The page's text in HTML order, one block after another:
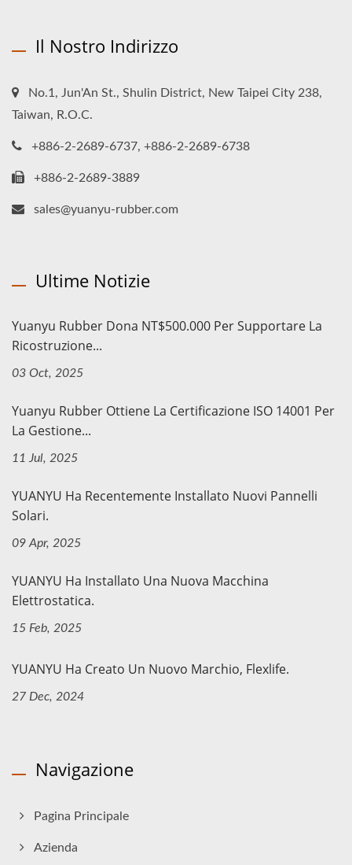
Il Nostro Indirizzo
No.1, Jun'An St., Shulin District, New Taipei City 238,
Taiwan, R.O.C.
+886-2-2689-6737, +886-2-2689-6738
+886-2-2689-3889
sales@yuanyu-rubber.com
Ultime Notizie
Yuanyu Rubber Dona NT$500.000 Per Supportare La
Ricostruzione...
03 Oct, 2025
Yuanyu Rubber Ottiene La Certificazione ISO 14001 Per
La Gestione...
11 Jul, 2025
YUANYU Ha Recentemente Installato Nuovi Pannelli
Solari.
09 Apr, 2025
YUANYU Ha Installato Una Nuova Macchina
Elettrostatica.
15 Feb, 2025
YUANYU Ha Creato Un Nuovo Marchio, Flexlife.
27 Dec, 2024
Navigazione
Pagina Principale
Azienda